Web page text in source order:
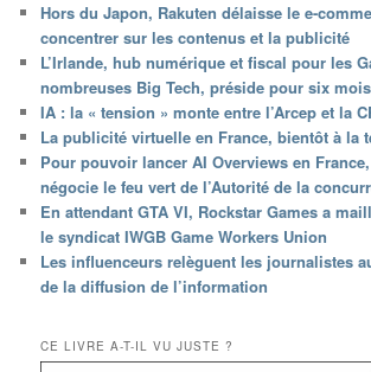
Hors du Japon, Rakuten délaisse le e-
concentrer sur les contenus et la publicité
L’Irlande, hub numérique et fiscal pour les
nombreuses Big Tech, préside pour six mois
IA : la « tension » monte entre l’Arcep et la
La publicité virtuelle en France, bientôt à la
Pour pouvoir lancer AI Overviews en
négocie le feu vert de l’Autorité de la
En attendant GTA VI, Rockstar Games a
le syndicat IWGB Game Workers Union
Les influenceurs relèguent les journalistes
de la diffusion de l’information
CE LIVRE A-T-IL VU JUSTE ?